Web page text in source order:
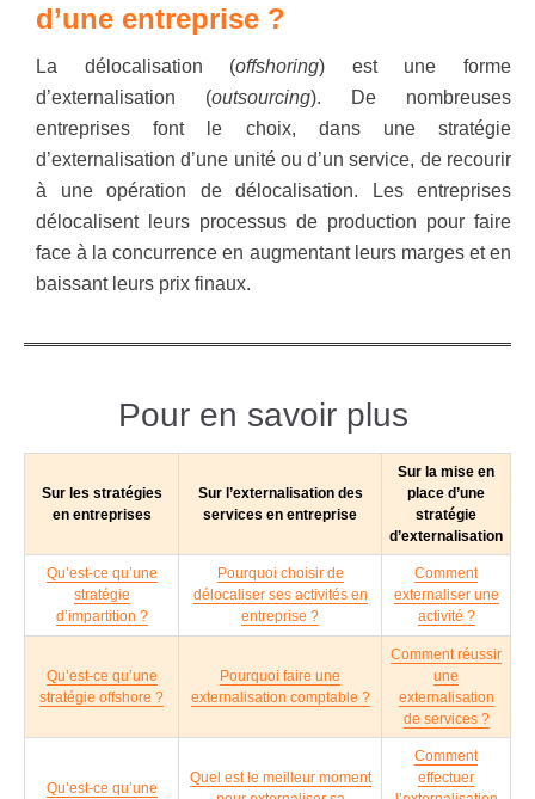
d’une entreprise ?
La délocalisation (offshoring) est une forme
d’externalisation (outsourcing). De nombreuses
entreprises font le choix, dans une stratégie
d’externalisation d’une unité ou d’un service, de recourir
à une opération de délocalisation. Les entreprises
délocalisent leurs processus de production pour faire
face à la concurrence en augmentant leurs marges et en
baissant leurs prix finaux.
Pour en savoir plus
Sur les stratégies
en entreprises
Sur l’externalisation des
services en entreprise
Sur la mise en
place d’une
stratégie
d’externalisation
Qu’est-ce qu’une
stratégie
d’impartition ?
Pourquoi choisir de
délocaliser ses activités en
entreprise ?
Comment
externaliser une
activité ?
Qu’est-ce qu’une
stratégie offshore ?
Pourquoi faire une
externalisation comptable ?
Comment réussir
une
externalisation
de services ?
Qu’est-ce qu’une
Quel est le meilleur moment
Comment
effectuer